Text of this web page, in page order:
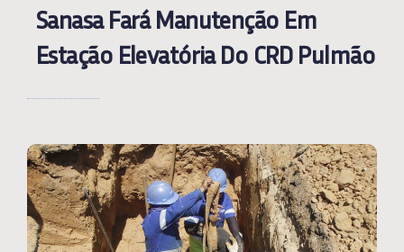
Sanasa Fará Manutenção Em
Estação Elevatória Do CRD Pulmão